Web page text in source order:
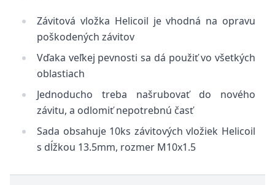
Závitová vložka Helicoil je vhodná na opravu
poškodených závitov
Vďaka veľkej pevnosti sa dá použiť vo všetkých
oblastiach
Jednoducho treba našrubovať do nového
závitu, a odlomiť nepotrebnú časť
Sada obsahuje 10ks závitových vložiek Helicoil
s dĺžkou 13.5mm, rozmer M10x1.5